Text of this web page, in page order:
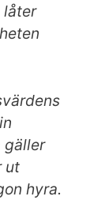
låter
gäller
ut
hyra.